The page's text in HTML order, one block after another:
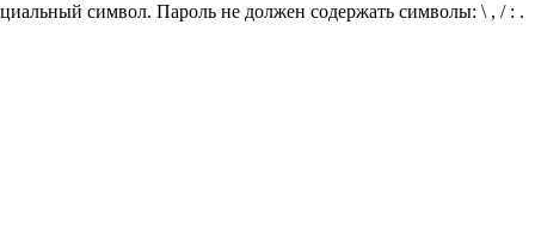
символ. Пароль не должен содержать символы: \ , / : .